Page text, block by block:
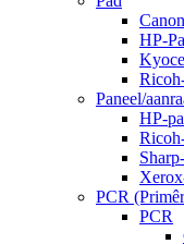
HP-
Paneel/
HP-
PCR
PCR